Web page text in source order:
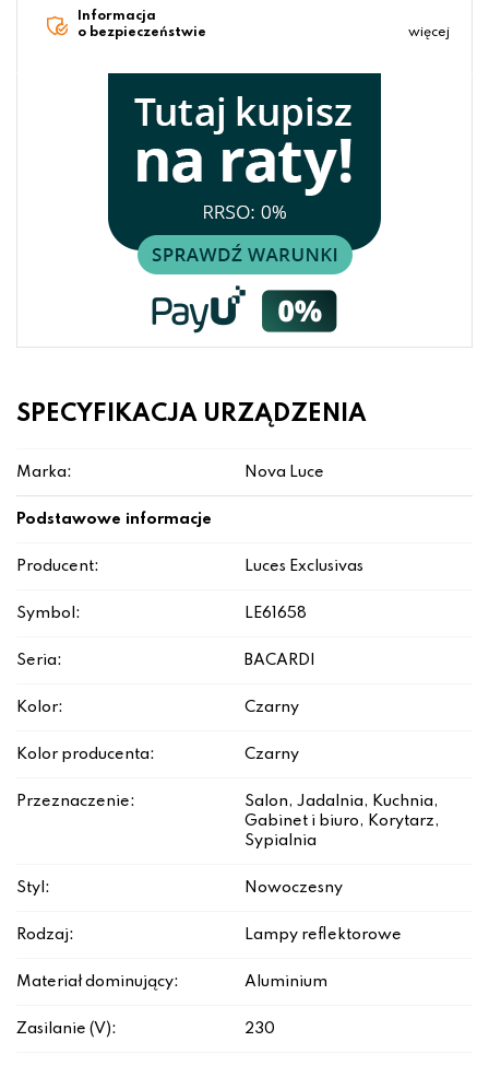
Informacja
o bezpieczeństwie
więcej
SPECYFIKACJA URZĄDZENIA
Marka: Nova Luce
Podstawowe informacje
Producent: Luces Exclusivas
Symbol: LE61658
Seria: BACARDI
Kolor: Czarny
Kolor producenta: Czarny
Przeznaczenie:
Salon, Jadalnia, Kuchnia,
Gabinet i biuro, Korytarz,
Sypialnia
Styl: Nowoczesny
Rodzaj: Lampy reflektorowe
Materiał dominujący: Aluminium
Zasilanie (V): 230